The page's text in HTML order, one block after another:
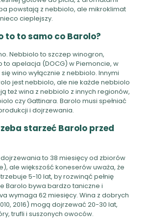
powstają z nebbiolo, ale mikroklimat
cieplejszy.
to to samo co Barolo?
Nebbiolo to szczep winogron,
to apelacja (DOCG) w Piemoncie, w
wino wyłącznie z nebbiolo. Innymi
jest nebbiolo, ale nie każde nebbiolo
też wina z nebbiolo z innych regionów,
czy Gattinara. Barolo musi spełniać
i dojrzewania.
starzeć Barolo przed
to 38 miesięcy od zbiorów
ale większość koneserów uważa, że
5-10 lat, by rozwinąć pełnię
Barolo bywa bardzo taniczne i
wymaga 62 miesięcy. Wina z dobrych
2016) mogą dojrzewać 20-30 lat,
trufli i suszonych owoców.